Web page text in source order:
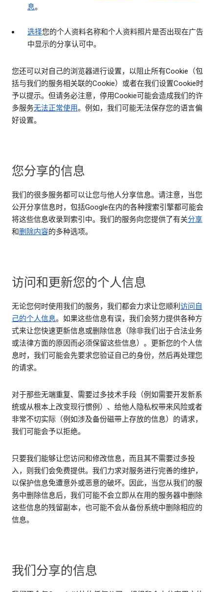
息。
选择您的个人资料名称和个人资料照片是否出现在广告
中显示的分享认可中。
您还可以对自己的浏览器进行设置，以阻止所有Cookie（包
括与我们的服务相关联的Cookie）或者在我们设置Cookie时
予以提示。但请务必注意，停用Cookie可能会造成我们的许
多服务无法正常使用。例如，我们可能无法保存您的语言偏
好设置。
您分享的信息
我们的很多服务都可以让您与他人分享信息。请注意，当您
公开分享信息时，包括Google在内的各种搜索引擎都可能会
将这些信息收录到索引中。我们的服务向您提供了有关分享
和删除内容的多种选项。
访问和更新您的个人信息
无论您何时使用我们的服务，我们都会力求让您顺利 访问自
己的个人信息。如果这些信息有误，我们会努力提供各种方
式来让您快速更新信息或删除信息（除非我们出于合法业务
或法律方面的原因而必须保留这些信息）。更新您的个人信
息时，我们可能会先要求您验证自己的身份，然后再处理您
的请求。
对于那些无端重复、需要过多技术手段（例如需要开发新系
统或从根本上改变现行惯例）、给他人隐私权带来风险或者
非常不切实际（例如涉及备份磁带上存放的信息）的请求，
我们可能会予以拒绝。
只要我们能够让您访问和修改信息，而且其不需要过多投
入，则我们会免费提供。我们力求对服务进行完善的维护，
以保护信息免遭意外或恶意的破坏。因此，当您从我们的服
务中删除信息后，我们可能不会立即从在用的服务器中删除
这些信息的残留副本，也可能不会从备份系统中删除相应的
信息。
我们分享的信息